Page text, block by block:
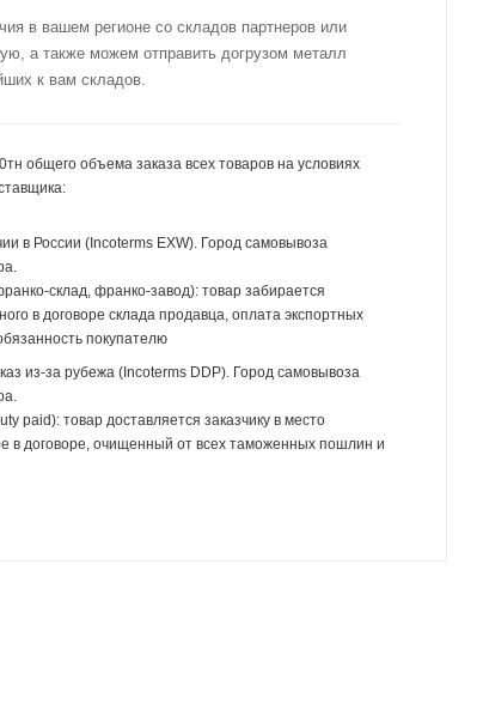
в вашем регионе со складов партнеров или
а также можем отправить догрузом металл
к вам складов.
общего объема заказа всех товаров на условиях
в России (Incoterms EXW). Город самовывоза
склад, франко-завод): товар забирается
в договоре склада продавца, оплата экспортных
покупателю
из-за рубежа (Incoterms DDP). Город самовывоза
paid): товар доставляется заказчику в место
в договоре, очищенный от всех таможенных пошлин и